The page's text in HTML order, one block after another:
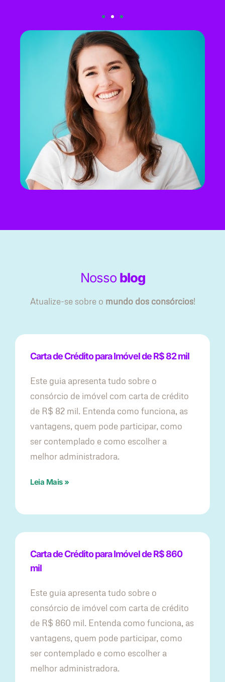
Nosso blog
Atualize-se sobre o mundo dos consórcios!
Carta de Crédito para Imóvel de R$ 82 mil
Este guia apresenta tudo sobre o
consórcio de imóvel com carta de crédito
de R$ 82 mil. Entenda como funciona, as
vantagens, quem pode participar, como
ser contemplado e como escolher a
melhor administradora.
Leia Mais »
Carta de Crédito para Imóvel de R$ 860
mil
Este guia apresenta tudo sobre o
consórcio de imóvel com carta de crédito
de R$ 860 mil. Entenda como funciona, as
vantagens, quem pode participar, como
ser contemplado e como escolher a
melhor administradora.